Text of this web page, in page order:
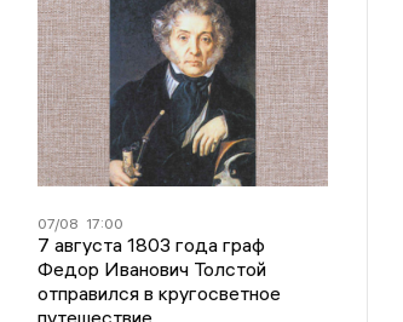
07/08 17:00
7 августа 1803 года граф
Федор Иванович Толстой
отправился в кругосветное
путешествие